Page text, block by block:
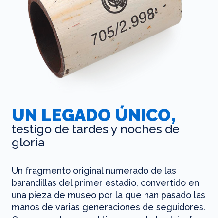
UN LEGADO ÚNICO,
testigo de tardes y noches de
gloria
Un fragmento original numerado de las
barandillas del primer estadio, convertido en
una pieza de museo por la que han pasado las
manos de varias generaciones de seguidores.